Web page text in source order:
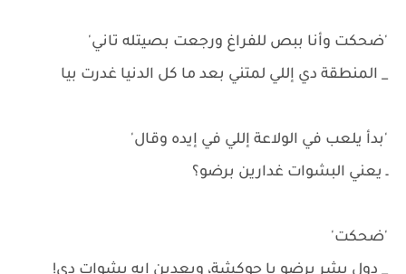
'ضحكت وأنا ببص للفراغ ورجعت بصيتله تاني'
_ المنطقة دي إللي لمتني بعد ما كل الدنيا غدرت بيا
'بدأ يلعب في الولاعة إللي في إيده وقال'
ـ يعني البشوات غدارين برضو؟
'ضحكت'
_ دول بشر برضو يا حوكشة، وبعدين إيه بشوات دي!